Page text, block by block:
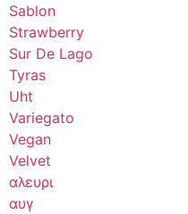
Sablon
Strawberry
Sur De Lago
Tyras
Uht
Variegato
Vegan
Velvet
αλευρι
αυγ